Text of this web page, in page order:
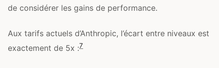
de considérer les gains de performance.
Aux tarifs actuels d’Anthropic, l’écart entre niveaux est
exactement de 5x :7